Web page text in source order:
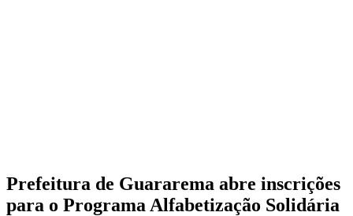
Prefeitura de Guararema abre inscrições
para o Programa Alfabetização Solidária